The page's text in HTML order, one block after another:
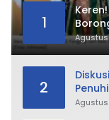
1
Sabet
2